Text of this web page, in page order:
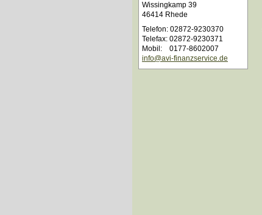
Wissingkamp 39
46414 Rhede
Telefon: 02872-9230370
Telefax: 02872-9230371
Mobil: 0177-8602007
info@avi-finanzservice.de